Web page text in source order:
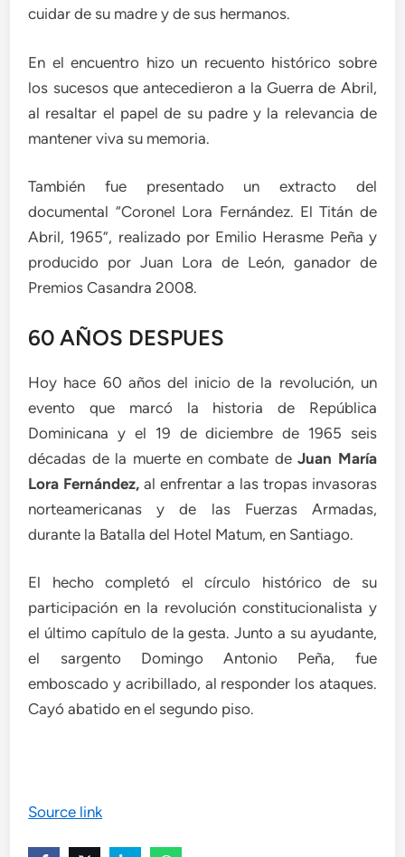
cuidar de su madre y de sus hermanos.
En el encuentro hizo un recuento histórico sobre
los sucesos que antecedieron a la Guerra de Abril,
al resaltar el papel de su padre y la relevancia de
mantener viva su memoria.
También fue presentado un extracto del
documental “Coronel Lora Fernández. El Titán de
Abril, 1965”, realizado por Emilio Herasme Peña y
producido por Juan Lora de León, ganador de
Premios Casandra 2008.
60 AÑOS DESPUES
Hoy hace 60 años del inicio de la revolución, un
evento que marcó la historia de República
Dominicana y el 19 de diciembre de 1965 seis
décadas de la muerte en combate deJuan María
Lora Fernández, al enfrentar a las tropas invasoras
norteamericanas y de las Fuerzas Armadas,
durante la Batalla del Hotel Matum, en Santiago.
El hecho completó el círculo histórico de su
participación en la revolución constitucionalista y
el último capítulo de la gesta. Junto a su ayudante,
el sargento Domingo Antonio Peña, fue
emboscado y acribillado, al responder los ataques.
Cayó abatido en el segundo piso.
Source link